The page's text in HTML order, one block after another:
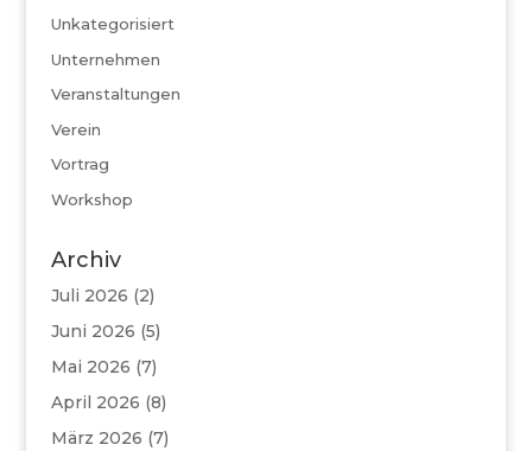
Unkategorisiert
Unternehmen
Veranstaltungen
Verein
Vortrag
Workshop
Archiv
Juli 2026 (2)
Juni 2026 (5)
Mai 2026 (7)
April 2026 (8)
März 2026 (7)